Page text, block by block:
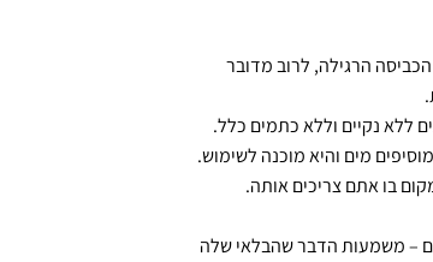
הרגילה, לרוב מדובר
ללא נקיים וללא כתמים כלל.
מים והיא מוכנה לשימוש.
בו אתם צריכים אותה.
נבדקה ונמצא שהיא קופלה ונפתחה מעל 6000 פעמים – משמעות הדבר שהבלאי שלה